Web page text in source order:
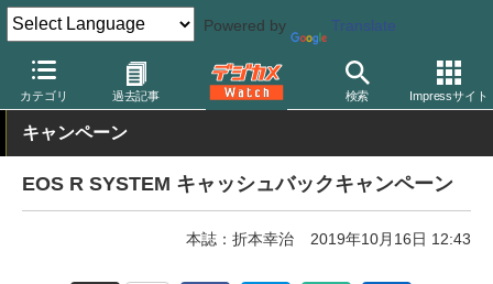
Powered by Translate
カテゴリ 過去記事 検索 Impressサイト
デジカメ Watch カメラ ミラーレスカメラ キヤノン
キャンペーン
EOS R SYSTEM キャッシュバックキャンペーン
本誌：折本幸治 2019年10月16日 12:43